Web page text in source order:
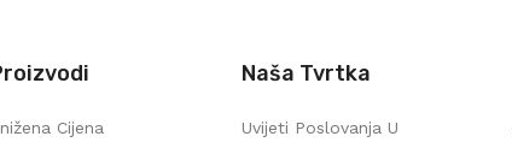
Cijena
Naša Tvrtka
Uvijeti Poslovanja U